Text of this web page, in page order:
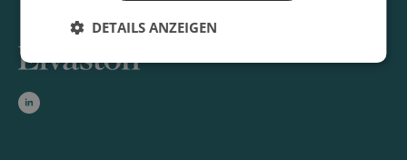
DETAILS ANZEIGEN